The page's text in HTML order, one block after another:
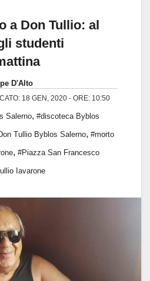
a Don Tullio: al
studenti
D'Alto
18 GEN, 2020 - ORE: 10:50
Salerno, #discoteca Byblos
Tullio Byblos Salerno, #morto
, #Piazza San Francesco
Iavarone